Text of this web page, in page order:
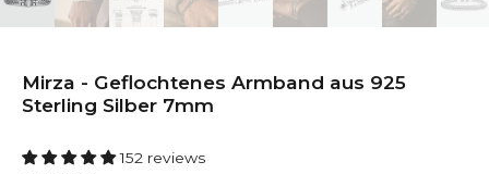
Mirza - Geflochtenes Armband aus 925
Sterling Silber 7mm
152 reviews